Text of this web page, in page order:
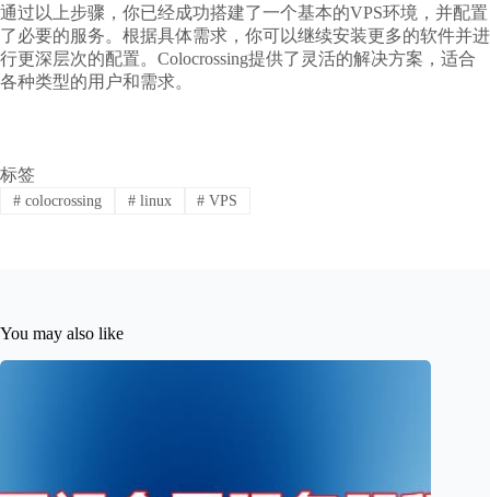
通过以上步骤，你已经成功搭建了一个基本的VPS环境，并配置
了必要的服务。根据具体需求，你可以继续安装更多的软件并进
行更深层次的配置。Colocrossing提供了灵活的解决方案，适合
各种类型的用户和需求。
标签
#colocrossing #linux # VPS
You may also like